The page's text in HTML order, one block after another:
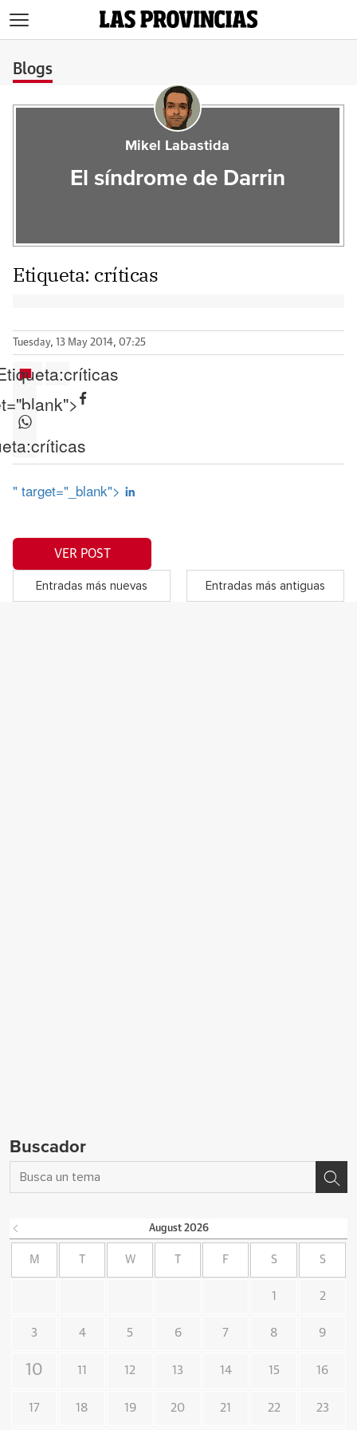
Blogs
Mikel Labastida
El síndrome de Darrin
Etiqueta: críticas
Tuesday, 13 May 2014, 07:25
críticas
críticas
" target="_blank">
VER POST
Entradas más nuevas Entradas más antiguas
Buscador
August 2026
M W F S S
1 2
3 4 5 6 7 8 9
10 11 12 13 14 15 16
17 18 19 20 21 22 23